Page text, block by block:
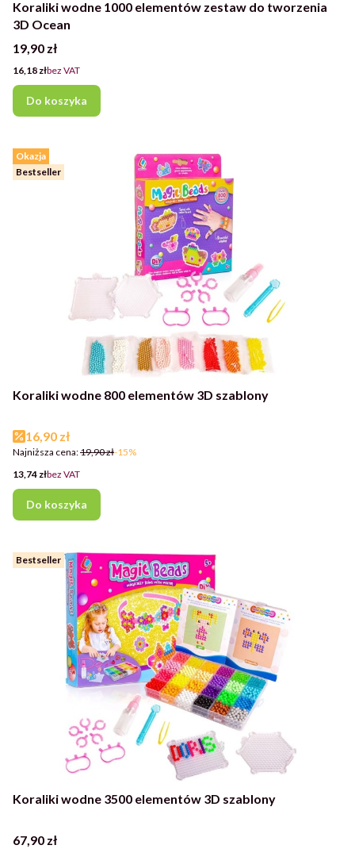
Koraliki wodne 1000 elementów zestaw do tworzenia
3D Ocean
Cena
19,90 zł
Cena
16,18 złbez VAT
Do koszyka
Okazja
Bestseller
Koraliki wodne 800 elementów 3D szablony
Cena promocyjna
16,90 zł
Najniższa cena:19,90 zł-15%
Cena
13,74 złbez VAT
Do koszyka
Bestseller
Koraliki wodne 3500 elementów 3D szablony
Cena
67,90 zł